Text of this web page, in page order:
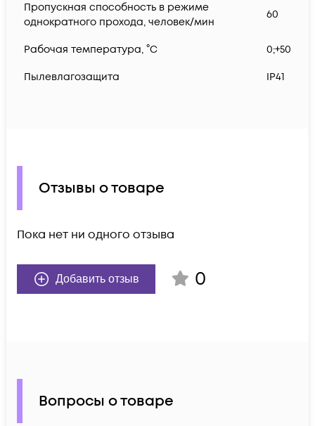
Пропускная способность в режиме
однократного прохода, человек/мин
60
Рабочая температура, °C 0;+50
Пылевлагозащита IP41
Отзывы о товаре
Пока нет ни одного отзыва
Добавить отзыв 0
Вопросы о товаре